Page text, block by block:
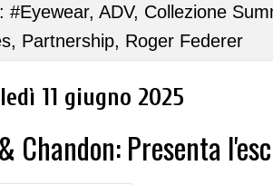
#Eyewear, ADV, Collezione
, Partnership, Roger Federer
11 giugno 2025
Chandon: Presenta